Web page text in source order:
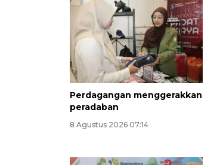
Perdagangan menggerakkan
peradaban
8 Agustus 2026 07:14